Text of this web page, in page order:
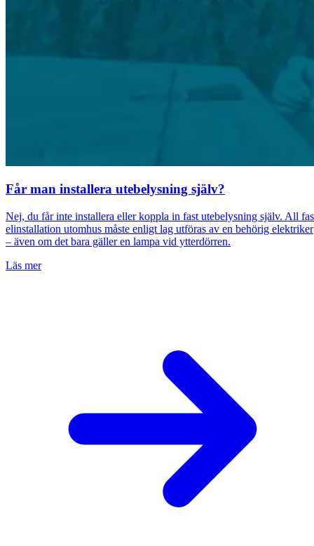
Får man installera utebelysning själv?
Nej, du får inte installera eller koppla in fast utebelysning själv. All
elinstallation utomhus måste enligt lag utföras av en behörig elektriker
– även om det bara gäller en lampa vid ytterdörren.
Läs mer